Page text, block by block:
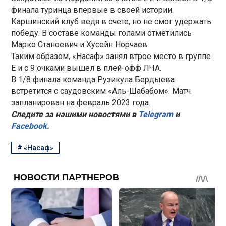
финала туринца впервые в своей истории.
Каршинский клуб ведя в счете, но не смог удержать
победу. В составе команды голами отметились
Марко Станоевич и Хусейн Норчаев.
Таким образом, «Насаф» занял втрое место в группе
E и с 9 очками вышел в плей-офф ЛЧА.
В 1/8 финала команда Рузикула Бердыева
встретится с саудовским «Аль-Шабабом». Матч
запланирован на февраль 2023 года.
Следите за нашими новостями вTelegramи
Facebook.
#«Насаф»